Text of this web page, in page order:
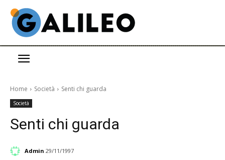
Home Società Senti chi guarda
Società
Senti chi guarda
Admin 29/11/1997